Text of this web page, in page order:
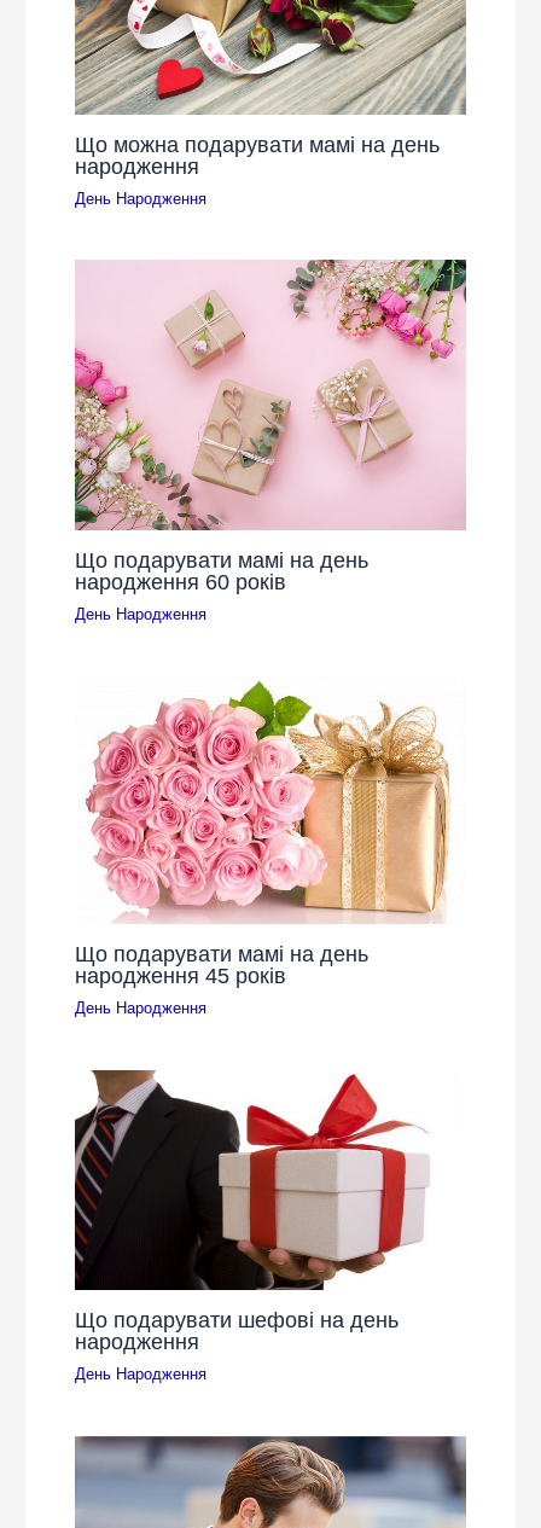
Що можна подарувати мамі на день
народження
День Народження
Що подарувати мамі на день
народження 60 років
День Народження
Що подарувати мамі на день
народження 45 років
День Народження
Що подарувати шефові на день
народження
День Народження